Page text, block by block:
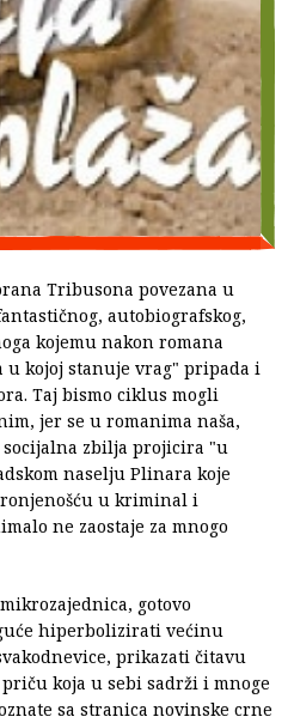
Tribusona povezana u
autobiografskog,
kojemu nakon romana
u kojoj stanuje vrag" pripada i
Taj bismo ciklus mogli
jer se u romanima naša,
zbilja projicira "u
naselju Plinara koje
u kriminal i
ne zaostaje za mnogo
gotovo
hiperbolizirati većinu
prikazati čitavu
koja u sebi sadrži i mnoge
sa stranica novinske crne